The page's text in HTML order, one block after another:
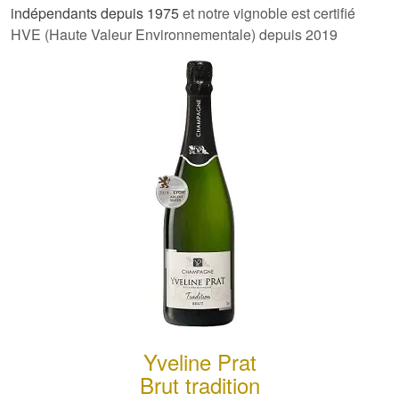
indépendants depuis 1975et notre vignoble est certifié
HVE (Haute Valeur Environnementale) depuis 2019
Yveline Prat
Brut tradition